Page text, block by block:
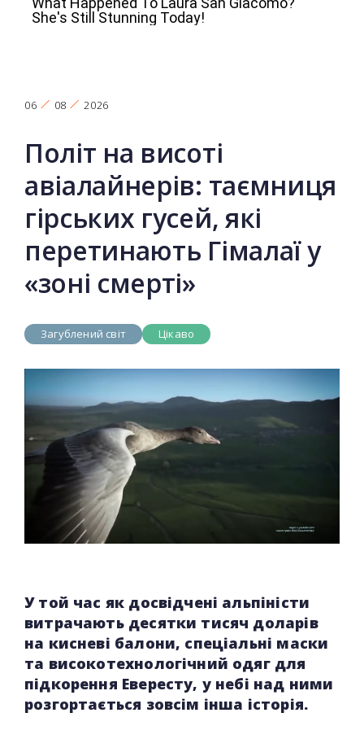
06 08 2026
Політ на висоті
авіалайнерів: таємниця
гірських гусей, які
перетинають Гімалаї у
«зоні смерті»
Загублений світ Цікаво
У той час як досвідчені альпіністи
витрачають десятки тисяч доларів
на кисневі балони, спеціальні маски
та високотехнологічний одяг для
підкорення Евересту, у небі над ними
розгортається зовсім інша історія.